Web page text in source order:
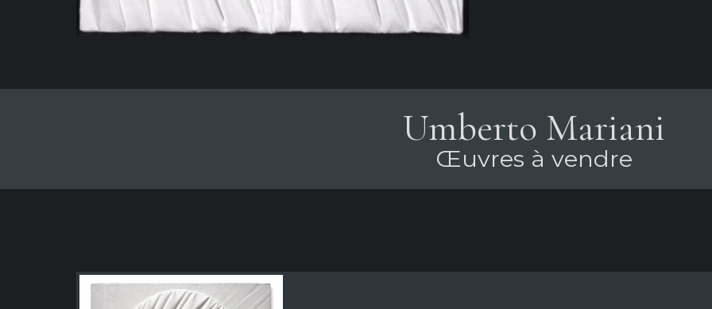
Umberto Mariani
Œuvres à vendre